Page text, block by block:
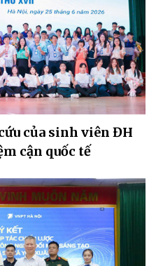
của sinh viên ĐH
cận quốc tế